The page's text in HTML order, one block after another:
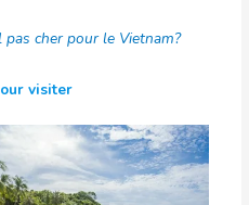
cher pour le Vietnam?
visiter